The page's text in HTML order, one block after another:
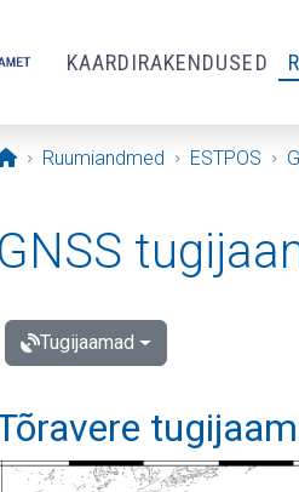
KAARDIRAKENDUSED
Avaleht
Ruumiandmed ESTPOS
GNSS
Tugijaamad
tugijaam